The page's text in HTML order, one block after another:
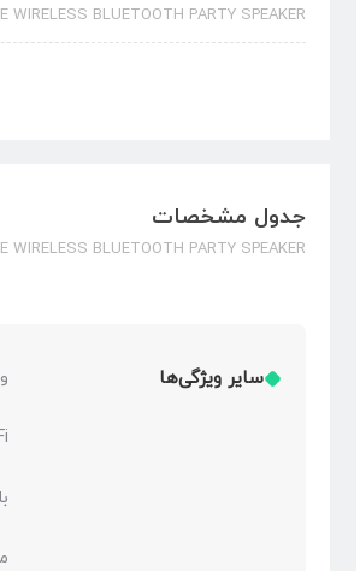
WIRELESS BLUETOOTH PARTY SPEAKER
جدول مشخصات
WIRELESS BLUETOOTH PARTY SPEAKER
سایر ویژگی‌ها